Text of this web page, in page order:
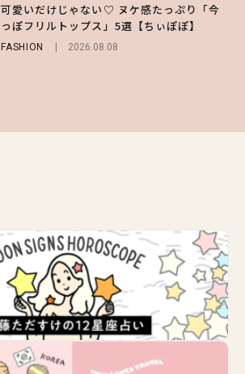
可愛いだけじゃない♡ ヌケ感たっぷり「今
っぽフリルトップス」5選【ちぃぽぽ】
FASHION 2026.08.08
第1弾の気になるメニュー＆限定グッズを総
チェック！
ー＆可愛すぎる「大人の肌見せ」トップス3
選